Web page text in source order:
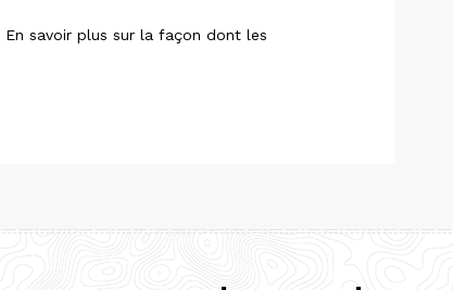
En savoir plus sur la façon dont les